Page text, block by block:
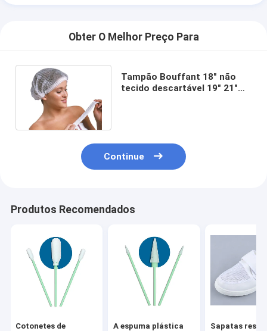
Obter O Melhor Preço Para
Tampão Bouffant 18" não
tecido descartável 19" 21"
Continue
Produtos Recomendados
Cotonetes de
A espuma plástica
Sapatas